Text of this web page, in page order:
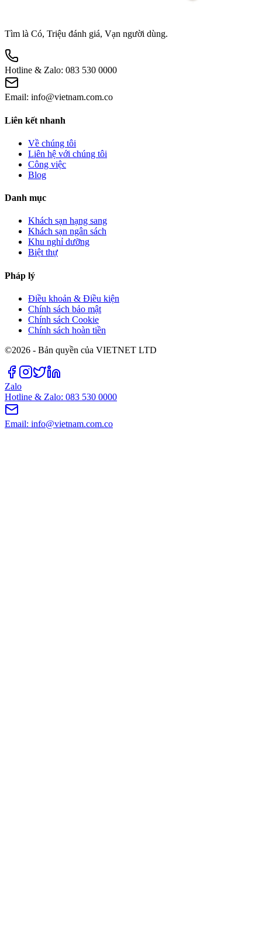
Tìm là Có, Triệu đánh giá, Vạn người dùng.
Hotline & Zalo: 083 530 0000
Email: info@vietnam.com.co
Liên kết nhanh
Về chúng tôi
Liên hệ với chúng tôi
Công việc
Blog
Danh mục
Khách sạn hạng sang
Khách sạn ngân sách
Khu nghỉ dưỡng
Biệt thự
Pháp lý
Điều khoản & Điều kiện
Chính sách bảo mật
Chính sách Cookie
Chính sách hoàn tiền
©2026 - Bản quyền của VIETNET LTD
Zalo
Hotline & Zalo: 083 530 0000
Email: info@vietnam.com.co